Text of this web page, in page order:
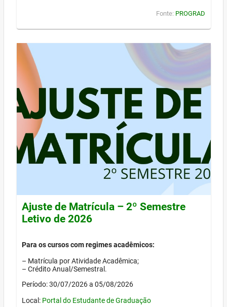
Fonte: PROGRAD
Ajuste de Matrícula – 2º Semestre
Letivo de 2026
Para os cursos com regimes acadêmicos:
– Matrícula por Atividade Acadêmica;
– Crédito Anual/Semestral.
Período: 30/07/2026 a 05/08/2026
Local: Portal do Estudante de Graduação